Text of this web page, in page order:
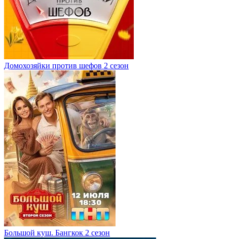
Домохозяйки против шефов 2 сезон
Большой куш. Бангкок 2 сезон